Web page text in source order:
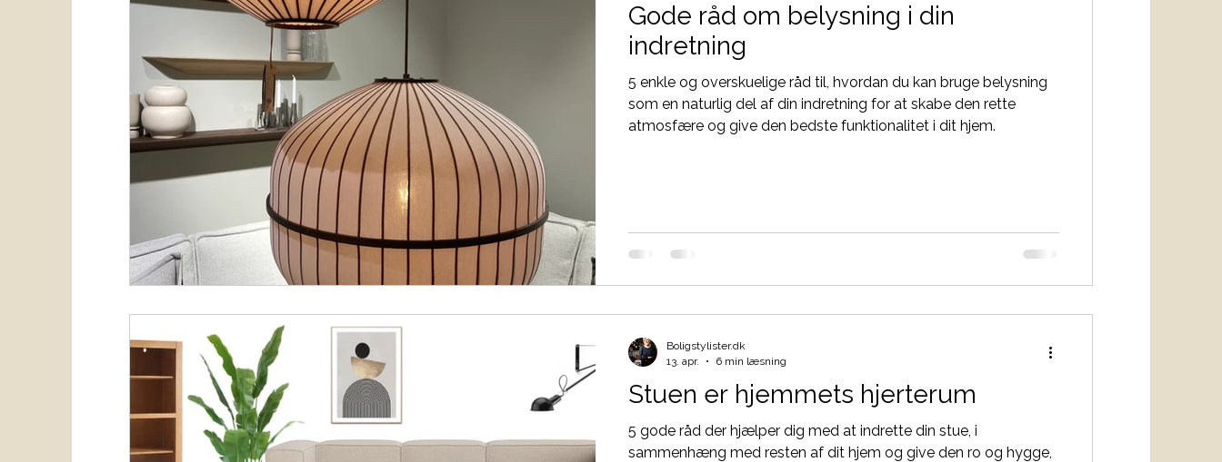
Gode råd om belysning i din
indretning
5 enkle og overskuelige råd til, hvordan du kan bruge belysning
som en naturlig del af din indretning for at skabe den rette
atmosfære og give den bedste funktionalitet i dit hjem.
Stuen er hjemmets hjerterum
5 gode råd der hjælper dig med at indrette din stue, i
sammenhæng med resten af dit hjem og give den ro og hygge,
Boligstylister.dk
13. apr.
6 min læsning